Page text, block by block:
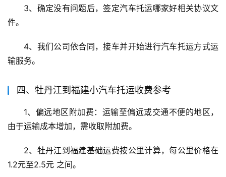
3、确定没有问题后，签定汽车托运哪家好相关协议文
件。
4、我们公司依合同，接车并开始进行汽车托运方式运
输服务。
四、牡丹江到福建小汽车托运收费参考
1、偏远地区附加费：运输至偏远或交通不便的地区，
由于运输成本增加，需收取附加费。
2、牡丹江到福建基础运费按公里计算，每公里价格在
1.2元至2.5元 之间。